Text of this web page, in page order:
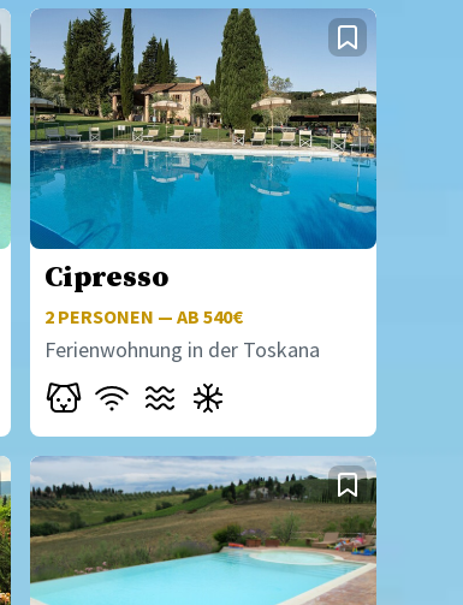
Cipresso
2 PERSONEN — AB 540€
Ferienwohnung in der Toskana